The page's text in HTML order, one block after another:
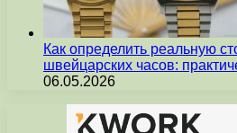
Как определить реальную
швейцарских часов:
06.05.2026